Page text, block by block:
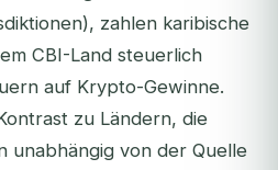
zahlen karibische
CBI-Land steuerlich
auf Krypto-Gewinne.
zu Ländern, die
unabhängig von der Quelle